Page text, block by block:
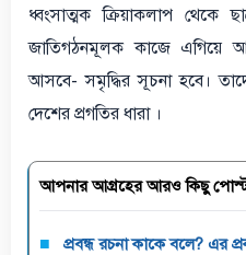
ধ্বংসাত্মক ক্রিয়াকলাপ
জাতিগঠনমূলক কাজে এগিয়ে
আসবে- সমৃদ্ধির সূচনা হবে।
দেশের প্রগতির ধারা ।
আপনার আগ্রহের আরও কিছু
প্রবন্ধ রচনা কাকে বলে? এর